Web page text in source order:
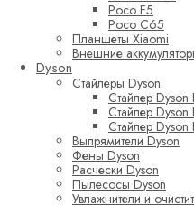
Poco F5
Poco C65
Планшеты Xiaomi
Внешние
Dyson
Стайлеры Dyson
Стайлер
Стайлер
Стайлер
Выпрямители Dyson
Фены Dyson
Расчески Dyson
Пылесосы Dyson
Увлажнители и